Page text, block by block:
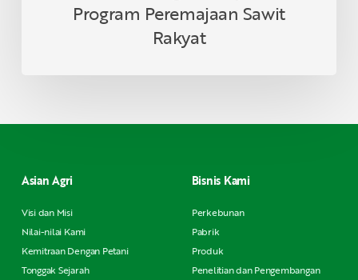
Program Peremajaan Sawit
Rakyat
Asian Agri
Visi dan Misi
Nilai-nilai Kami
Kemitraan Dengan Petani
Tonggak Sejarah
Bisnis Kami
Perkebunan
Pabrik
Produk
Penelitian dan Pengembangan